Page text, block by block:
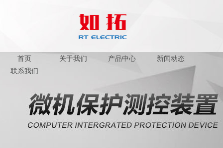
首页 关于我们 产品中心
新闻动态
联系我们